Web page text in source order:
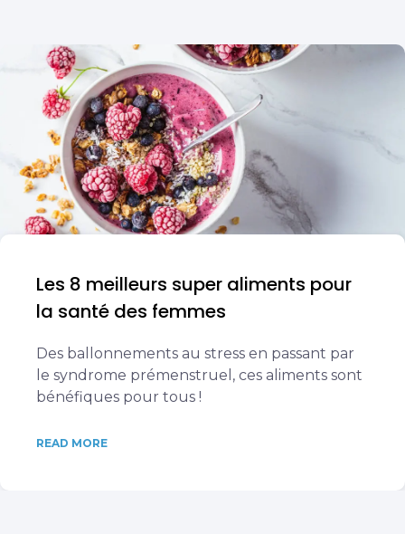
Les 8 meilleurs super aliments pour
la santé des femmes
Des ballonnements au stress en passant par
le syndrome prémenstruel, ces aliments sont
bénéfiques pour tous !
READ MORE